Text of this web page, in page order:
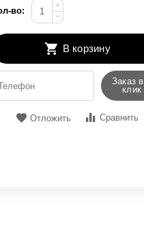
во:
+
−
В корзину
Заказ
клик
Отложить Сравнить